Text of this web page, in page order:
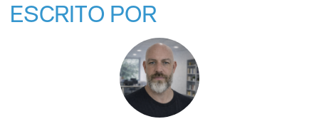
ESCRITO POR